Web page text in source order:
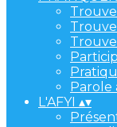
Parole
L'AFYI ▴▾